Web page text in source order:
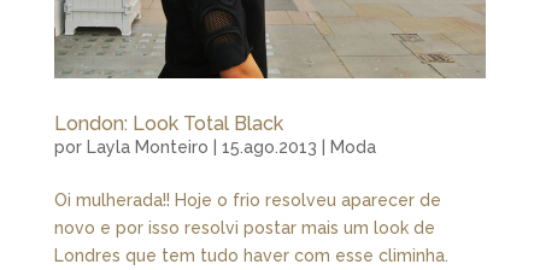
London: Look Total Black
por Layla Monteiro 15.ago.2013 Moda
Oi mulherada!! Hoje o frio resolveu aparecer de
novo e por isso resolvi postar mais um look de
Londres que tem tudo haver com esse climinha.